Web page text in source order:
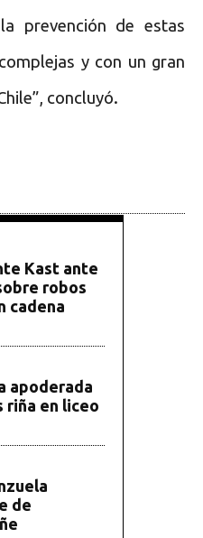
prevención de estas
y con un gran
concluyó.
Kast ante
robos
cadena
apoderada
en liceo
de